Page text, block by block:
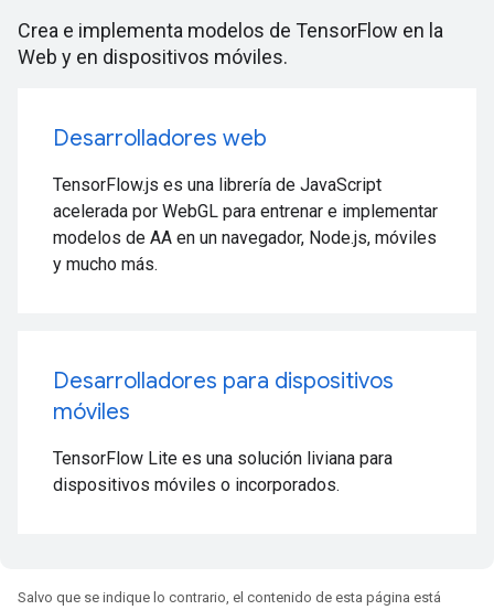
Crea e implementa modelos de TensorFlow en la
Web y en dispositivos móviles.
Desarrolladores web
TensorFlow.js es una librería de JavaScript
acelerada por WebGL para entrenar e implementar
modelos de AA en un navegador, Node.js, móviles
y mucho más.
Desarrolladores para dispositivos
móviles
TensorFlow Lite es una solución liviana para
dispositivos móviles o incorporados.
Salvo que se indique lo contrario, el contenido de esta página está